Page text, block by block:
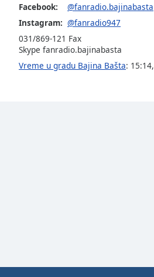
Edge
Facebook:
@fanradio.bajinabasta
Instagram: @fanradio947
031/869-121 Fax
Skype fanradio.bajinabasta
Vreme u gradu Bajina Bašta: 15:14,